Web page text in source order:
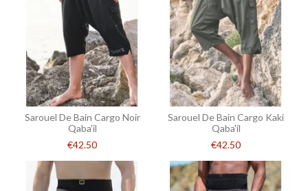
Sarouel De Bain Cargo Noir
Qaba'il
€42.50
Sarouel De Bain Cargo Kaki
Qaba'il
€42.50